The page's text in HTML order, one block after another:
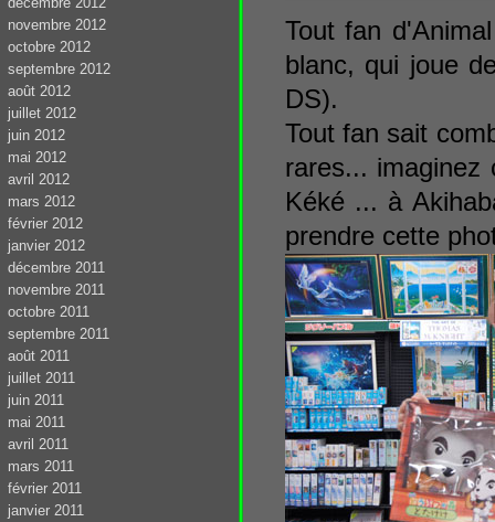
Tout fan
blanc, qui joue
DS).
Tout fan sait
rares... imaginez
Kéké ... à
prendre cette
novembre 2012
octobre 2012
septembre 2012
août 2012
juillet 2012
juin 2012
mai 2012
avril 2012
mars 2012
février 2012
janvier 2012
décembre 2011
novembre 2011
octobre 2011
septembre 2011
août 2011
juillet 2011
juin 2011
mai 2011
avril 2011
mars 2011
février 2011
janvier 2011